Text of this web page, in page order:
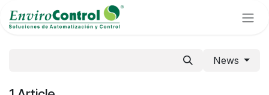
Skip to Content
News